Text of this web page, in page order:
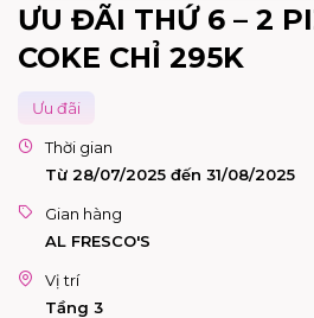
ƯU ĐÃI THỨ 6 – 2
COKE CHỈ 295K
Ưu đãi
Thời gian
Từ 28/07/2025 đến 31/08/2025
Gian hàng
AL FRESCO'S
Vị trí
Tầng 3